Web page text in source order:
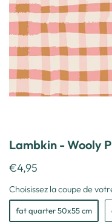
Lambkin - Wooly
€4,95
Choisissez la coupe de
fat quarter 50x55 cm